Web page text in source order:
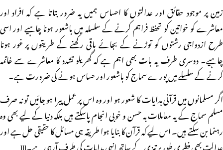
زمین پر موجود حقائق اور عدالتوں کا احساس ہمیں یہ ضرور بتاتا ہے کہ افراد اور
معاشرے کو خواتین کو تحفظ فراہم کرنے کے سلسلہ میں باشعور ہونا چاہیے اور اسی
طرح ازدواجی رشتوں کو توڑنے کے بجائے باقی رکھنے کے طریقوں پر غور ہونا
چاہیے۔ دوسری طرف یہ بات بھی اہم ہے کہ گھریلو تشدد کا معاشرے سے خاتمہ
کرنے کے سلسلے میں پورے سماج کو باشعور اور حساس ہونے کی ضرورت ہے۔
اگر مسلمانوں میں قرآنی ہدایات کا شعور ہو اور وہ اس پر عمل پیرا ہو جائیں تو نہ صرف
مسلم سماج کے یہ معاملات بہ حسن و خوبی انجام پاسکتے ہیں بلکہ دنیا کے لیے بھی وہ
رہنما بن سکتے ہیں۔ اس لیے کہ قرآن کا بنایا ہوا طریقہ ہی مسائل کا حقیقی حل ہے اور
عدالت بھی فطری طور پر تیزی کے ساتھ انہی ہدایات کی طرف آرہی ہے۔lll